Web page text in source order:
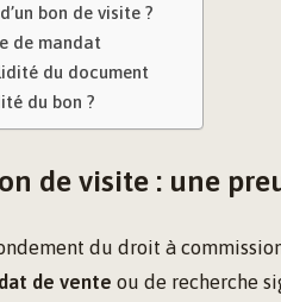
bon de visite ?
de mandat
du document
du bon ?
de visite : une
du droit à
de vente ou de recherche